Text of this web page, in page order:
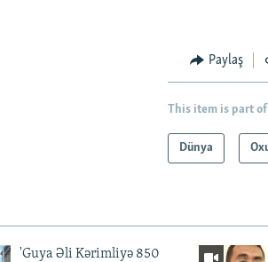
Paylaş
This item is part of
Dünya
'Guya Əli Kərimliyə 850